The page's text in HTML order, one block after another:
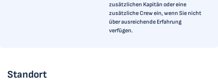
zusätzlichen Kapitän oder eine
zusätzliche Crew ein, wenn Sie nicht
über ausreichende Erfahrung
verfügen.
Standort